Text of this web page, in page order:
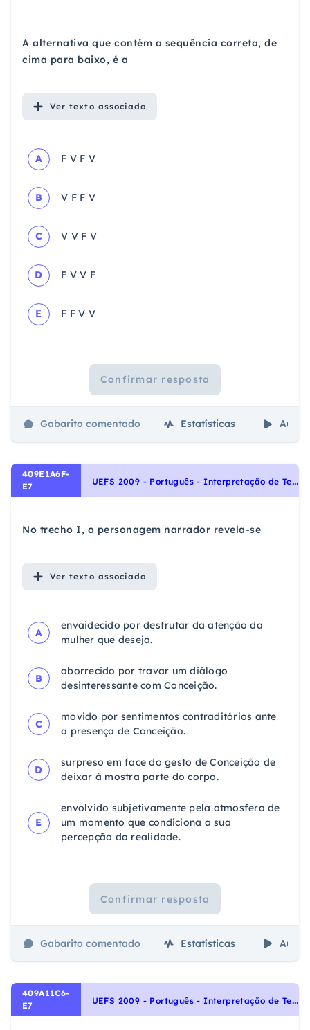
A alternativa que contém a sequência correta, de
cima para baixo, é a
Ver texto associado
A F V F V
B V F F V
C V V F V
D F V V F
E F F V V
Confirmar resposta
Gabarito comentado Estatísticas Aulas
409E1A6F-
E7
U
EFS 2009 - Português - Interpretação de Textos, Noções Gerais de Compreensão e Interpretação de Texto
No trecho I, o personagem narrador revela-se
Ver texto associado
A
envaidecido por desfrutar da atenção da
mulher que deseja.
B
aborrecido por travar um diálogo
desinteressante com Conceição.
C
movido por sentimentos contraditórios ante
a presença de Conceição.
D
surpreso em face do gesto de Conceição de
deixar à mostra parte do corpo.
E
envolvido subjetivamente pela atmosfera de
um momento que condiciona a sua
percepção da realidade.
Confirmar resposta
Gabarito comentado Estatísticas Aulas
409A11C6-
E7
U
EFS 2009 - Português - Interpretação de Textos, Noções Gerais de Compreensão e Interpretação de Texto